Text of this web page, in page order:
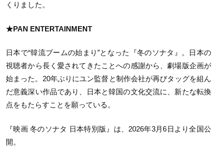
くりました。
★PAN ENTERTAINMENT
日本で“韓流ブームの始まり”となった『冬のソナタ』。日本の
視聴者から長く愛されてきたことへの感謝から、劇場版企画が
始まった。20年ぶりにユン監督と制作会社が再びタッグを組ん
だ意義深い作品であり、日本と韓国の文化交流に、新たな転換
点をもたらすことを願っている。
『映画 冬のソナタ 日本特別版』は、2026年3月6日より全国公
開。